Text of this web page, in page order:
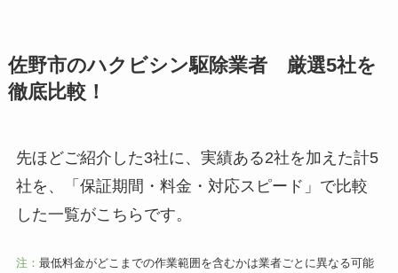
佐野市のハクビシン駆除業者 厳選5社を
徹底比較！
先ほどご紹介した3社に、実績ある2社を加えた計5
社を、「保証期間・料金・対応スピード」で比較
した一覧がこちらです。
注： 最低料金がどこまでの作業範囲を含むかは業者ごとに異なる可能